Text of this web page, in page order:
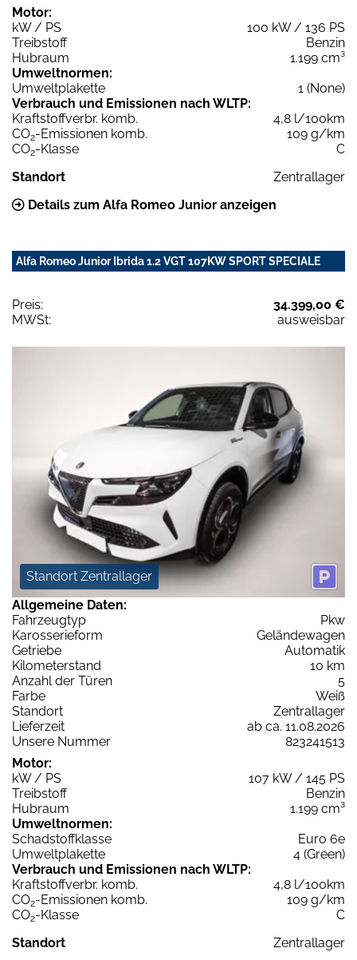
Motor:
kW / PS
100 kW / 136 PS
Treibstoff
Benzin
Hubraum
1.199 cm³
Umweltnormen:
Umweltplakette
1 (None)
Verbrauch und Emissionen nach WLTP:
Kraftstoffverbr. komb.
4,8 l/100km
CO2-Emissionen komb.
109 g/km
CO2-Klasse
C
Standort
Zentrallager
Details zum Alfa Romeo Junior anzeigen
Alfa Romeo Junior Ibrida 1.2 VGT 107KW SPORT SPECIALE
Preis:
34.399,00 €
MWSt:
ausweisbar
Standort Zentrallager
Allgemeine Daten:
Fahrzeugtyp
Pkw
Karosserieform
Geländewagen
Getriebe
Automatik
Kilometerstand
10 km
Anzahl der Türen
5
Farbe
Weiß
Standort
Zentrallager
Lieferzeit
ab ca. 11.08.2026
Unsere Nummer
823241513
Motor:
kW / PS
107 kW / 145 PS
Treibstoff
Benzin
Hubraum
1.199 cm³
Umweltnormen:
Schadstoffklasse
Euro 6e
Umweltplakette
4 (Green)
Verbrauch und Emissionen nach WLTP:
Kraftstoffverbr. komb.
4,8 l/100km
CO2-Emissionen komb.
109 g/km
CO2-Klasse
C
Standort
Zentrallager